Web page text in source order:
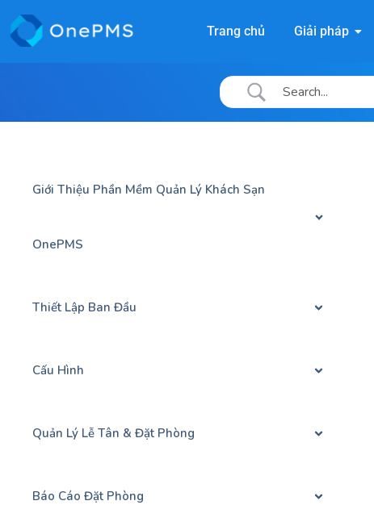
Trang chủ Giải pháp
Giới Thiệu Phần Mềm Quản Lý Khách Sạn
OnePMS
Thiết Lập Ban Đầu
Cấu Hình
Quản Lý Lễ Tân & Đặt Phòng
Báo Cáo Đặt Phòng